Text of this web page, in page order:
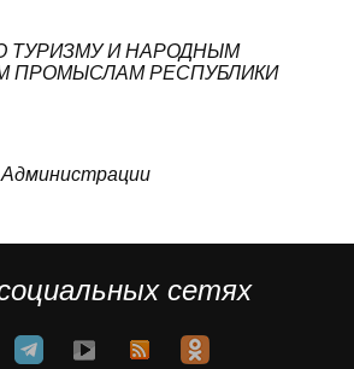
ТУРИЗМУ И НАРОДНЫМ
ПРОМЫСЛАМ РЕСПУБЛИКИ
сетях